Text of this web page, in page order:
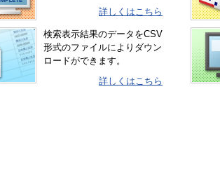
詳しくはこちら
検索表示結果のデータをCSV
形式のファイルによりダウン
ロードができます。
詳しくはこちら